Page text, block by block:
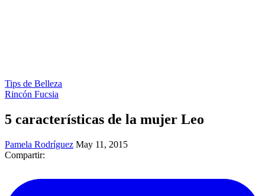
Tips de Belleza
Rincón Fucsia
5 características de la mujer Leo
Pamela Rodríguez May 11, 2015
Compartir: